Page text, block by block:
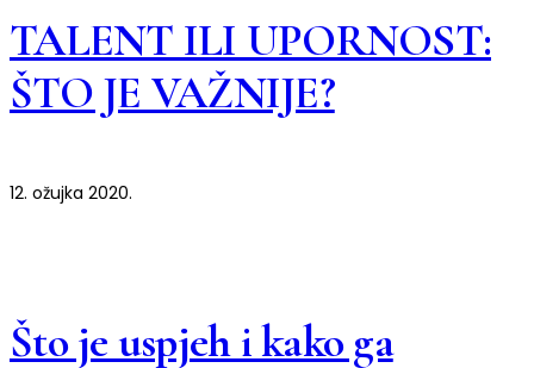
TALENT ILI UPORNOST:
ŠTO JE VAŽNIJE?
12. ožujka 2020.
Što je uspjeh i kako ga